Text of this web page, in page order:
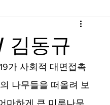
김동규
가 사회적 대면접촉
나무들을 떠올려 보
마하게 큰 미루나무